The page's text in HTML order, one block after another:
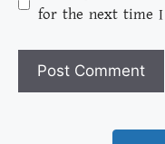
for the next time I